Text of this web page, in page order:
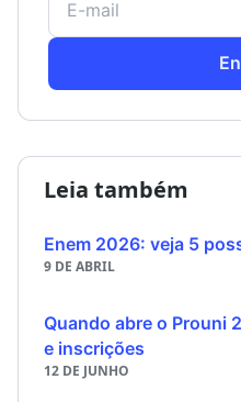
Leia também
Enem 2026: veja 5
9 DE ABRIL
Quando abre o Prouni
e inscrições
12 DE JUNHO